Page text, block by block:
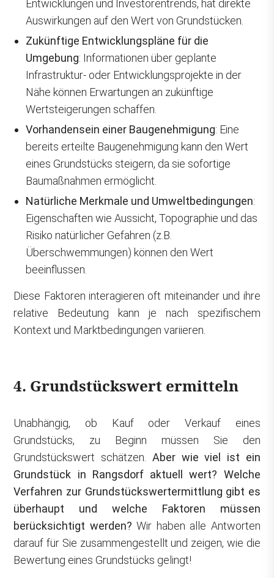
Entwicklungen und Investorentrends, hat direkte
Auswirkungen auf den Wert von Grundstücken.
Zukünftige Entwicklungspläne für die
Umgebung: Informationen über geplante
Infrastruktur- oder Entwicklungsprojekte in der
Nähe können Erwartungen an zukünftige
Wertsteigerungen schaffen.
Vorhandensein einer Baugenehmigung: Eine
bereits erteilte Baugenehmigung kann den Wert
eines Grundstücks steigern, da sie sofortige
Baumaßnahmen ermöglicht.
Natürliche Merkmale und Umweltbedingungen:
Eigenschaften wie Aussicht, Topographie und das
Risiko natürlicher Gefahren (z.B.
Überschwemmungen) können den Wert
beeinflussen.
Diese Faktoren interagieren oft miteinander und ihre
relative Bedeutung kann je nach spezifischem
Kontext und Marktbedingungen variieren.
4. Grundstückswert ermitteln
Unabhängig, ob Kauf oder Verkauf eines
Grundstücks, zu Beginn müssen Sie den
Grundstückswert schätzen. Aber wie viel ist ein
Grundstück in Rangsdorf aktuell wert? Welche
Verfahren zur Grundstückswertermittlung gibt es
überhaupt und welche Faktoren müssen
berücksichtigt werden? Wir haben alle Antworten
darauf für Sie zusammengestellt und zeigen, wie die
Bewertung eines Grundstücks gelingt!